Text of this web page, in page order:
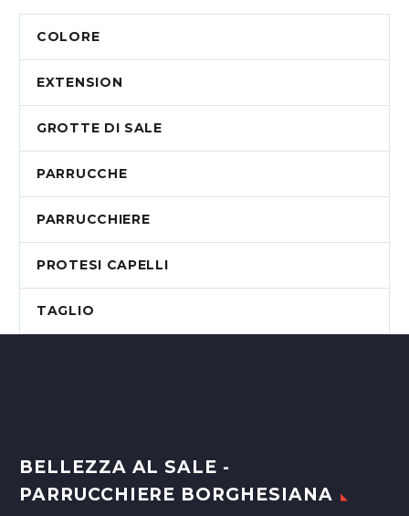
COLORE
EXTENSION
GROTTE DI SALE
PARRUCCHE
PARRUCCHIERE
PROTESI CAPELLI
TAGLIO
BELLEZZA AL SALE -
PARRUCCHIERE BORGHESIANA